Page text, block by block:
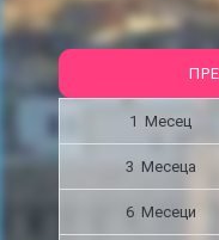
1 Месец
3 Месецa
6 Месеци